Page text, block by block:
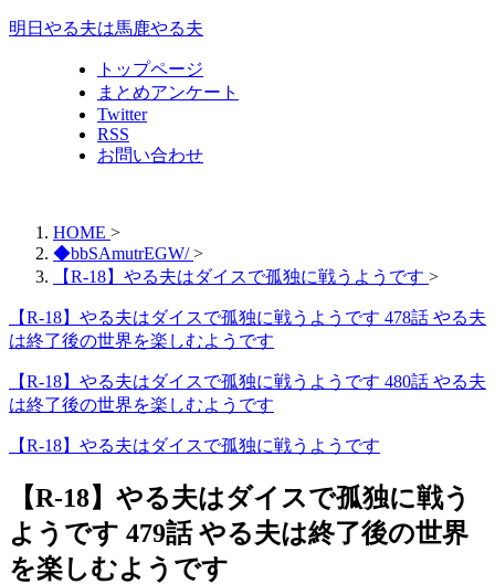
明日やる夫は馬鹿やる夫
トップページ
まとめアンケート
Twitter
RSS
お問い合わせ
HOME >
◆bbSAmutrEGW/ >
【R-18】やる夫はダイスで孤独に戦うようです >
【R-18】やる夫はダイスで孤独に戦うようです 478話 やる夫
は終了後の世界を楽しむようです
【R-18】やる夫はダイスで孤独に戦うようです 480話 やる夫
は終了後の世界を楽しむようです
【R-18】やる夫はダイスで孤独に戦うようです
【R-18】やる夫はダイスで孤独に戦う
ようです 479話 やる夫は終了後の世界
を楽しむようです